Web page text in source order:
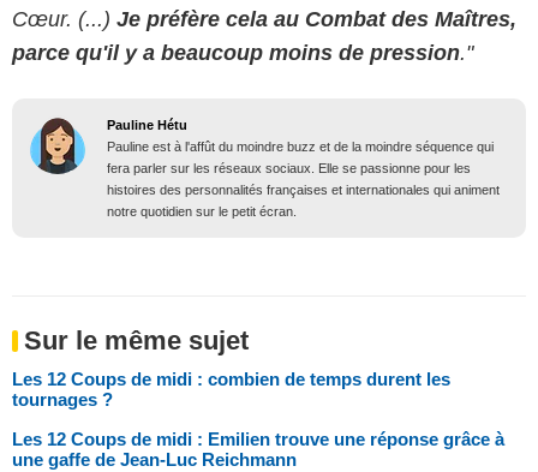
Cœur. (...) Je préfère cela au Combat des Maîtres,
parce qu'il y a beaucoup moins de pression."
Pauline Hétu
Pauline est à l'affût du moindre buzz et de la moindre séquence qui
fera parler sur les réseaux sociaux. Elle se passionne pour les
histoires des personnalités françaises et internationales qui animent
notre quotidien sur le petit écran.
Sur le même sujet
Les 12 Coups de midi : combien de temps durent les
tournages ?
Les 12 Coups de midi : Emilien trouve une réponse grâce à
une gaffe de Jean-Luc Reichmann